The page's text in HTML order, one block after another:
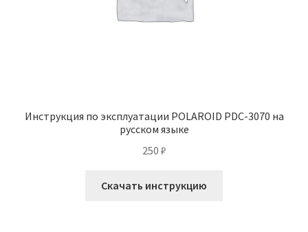
Инструкция по эксплуатации POLAROID PDC-3070 на
русском языке
250 ₽
Скачать инструкцию